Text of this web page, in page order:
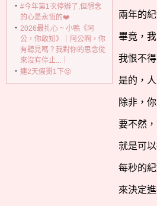
‧ #今年第1次停辦了,但想念
的心是永恆的❤️
‧ 2026最扎心 ~ 小鴨《阿
公，你敢知》｜阿公啊，你
有聽見嗎？我對你的思念從
來沒有停止...｜
‧ 連2天假掰1下😝
兩年的
畢竟，
我恨不
是的，
除非，
要不然
就是可
每秒的
來決定